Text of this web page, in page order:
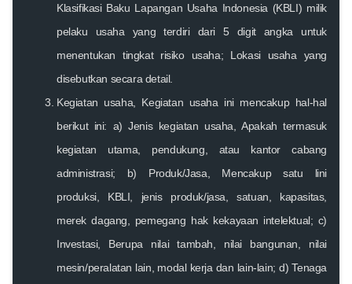
Klasifikasi Baku Lapangan Usaha Indonesia (KBLI) milik
pelaku usaha yang terdiri dari 5 digit angka untuk
menentukan tingkat risiko usaha; Lokasi usaha yang
disebutkan secara detail.
Kegiatan usaha, Kegiatan usaha ini mencakup hal-hal
berikut ini: a) Jenis kegiatan usaha, Apakah termasuk
kegiatan utama, pendukung, atau kantor cabang
administrasi; b) Produk/Jasa, Mencakup satu lini
produksi, KBLI, jenis produk/jasa, satuan, kapasitas,
merek dagang, pemegang hak kekayaan intelektual; c)
Investasi, Berupa nilai tambah, nilai bangunan, nilai
mesin/peralatan lain, modal kerja dan lain-lain; d) Tenaga